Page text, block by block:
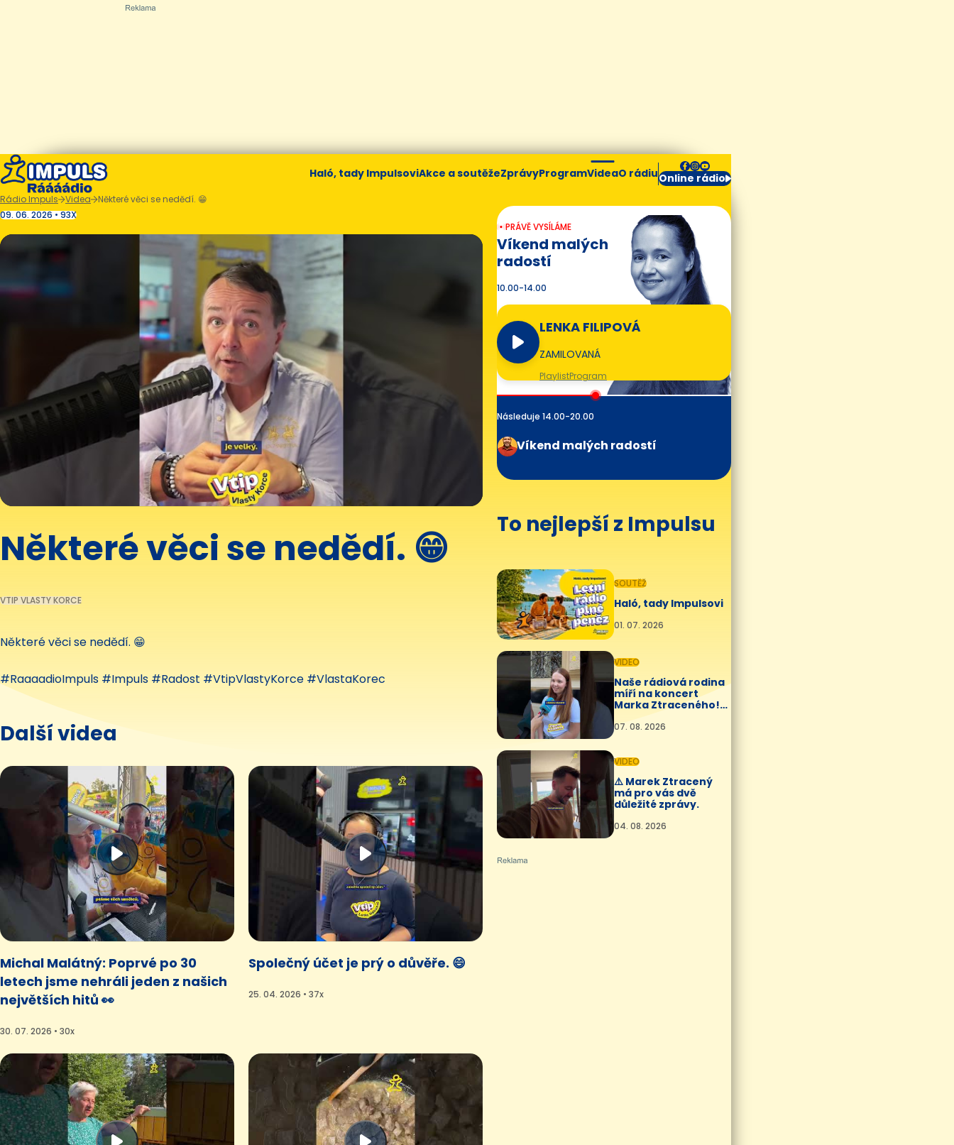
Haló, tady ImpulsoviAkce a soutěžeZprávyProgramVideaO rádiuOnline rádio
Rádio Impuls Videa
Některé věci se nedědí. 😁
09. 06. 2026 • 93X
Některé věci se nedědí. 😁
VTIP VLASTY KORCE
Některé věci se nedědí. 😁
#RaaaadioImpuls #Impuls #Radost #VtipVlastyKorce #VlastaKorec
Další videa
Michal Malátný: Poprvé po 30
letech jsme nehráli jeden z našich
největších hitů 👀
30. 07. 2026 • 30x
Společný účet je prý o důvěře. 😄
25. 04. 2026 • 37x
PRÁVĚ VYSÍLÁME
Víkend malých
radostí
10.00-14.00
LENKA FILIPOVÁ
ZAMILOVANÁ
PlaylistProgram
Následuje 14.00-20.00
Víkend malých radostí
To nejlepší z Impulsu
SOUTĚŽ
Haló, tady Impulsovi
01. 07. 2026
VIDEO
Naše rádiová rodina
míří na koncert
Marka Ztraceného!
07. 08. 2026
VIDEO
⚠️ Marek Ztracený
má pro vás dvě
důležité zprávy.
04. 08. 2026